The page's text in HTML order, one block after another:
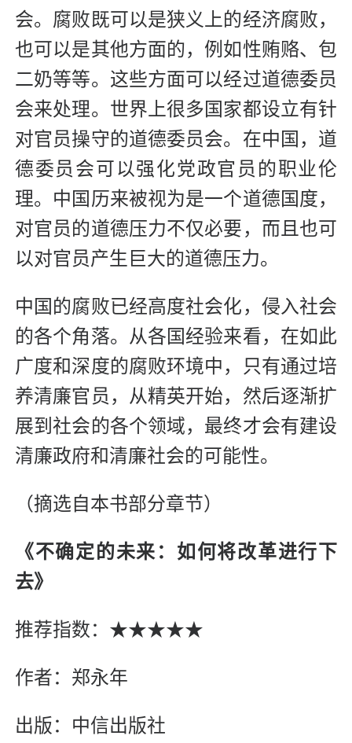
会。腐败既可以是狭义上的经济腐败，
也可以是其他方面的，例如性贿赂、包
二奶等等。这些方面可以经过道德委员
会来处理。世界上很多国家都设立有针
对官员操守的道德委员会。在中国，道
德委员会可以强化党政官员的职业伦
理。中国历来被视为是一个道德国度，
对官员的道德压力不仅必要，而且也可
以对官员产生巨大的道德压力。
中国的腐败已经高度社会化，侵入社会
的各个角落。从各国经验来看，在如此
广度和深度的腐败环境中，只有通过培
养清廉官员，从精英开始，然后逐渐扩
展到社会的各个领域，最终才会有建设
清廉政府和清廉社会的可能性。
（摘选自本书部分章节）
《不确定的未来：如何将改革进行下
去》
推荐指数：★★★★★
作者：郑永年
出版：中信出版社